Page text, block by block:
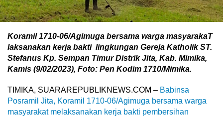
Koramil 1710-06/Agimuga bersama warga masyarakaT
laksanakan kerja bakti lingkungan Gereja Katholik ST.
Stefanus Kp. Sempan Timur Distrik Jita, Kab. Mimika,
Kamis (9/02/2023), Foto: Pen Kodim 1710/Mimika.
TIMIKA, SUARAREPUBLIKNEWS.COM – Babinsa
Posramil Jita, Koramil 1710-06/Agimuga bersama warga
masyarakat melaksanakan kerja bakti pembersihan